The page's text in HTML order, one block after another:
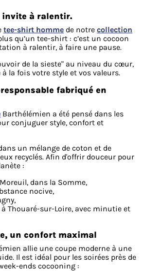
à ralentir.
tee-shirt homme de notre collection
qu’un tee-shirt : c’est un cocoon
à ralentir, à faire une pause.
de la sieste" au niveau du cœur,
la fois votre style et vos valeurs.
fabriqué en
Barthélémien a été pensé dans les
conjuguer style, confort et
un mélange de coton et de
recyclés. Afin d'offrir douceur pour
:
dans la Somme,
nocive,
à Thouaré-sur-Loire, avec minutie et
un confort maximal
allie une coupe moderne à une
Il est idéal pour les soirées près de
ends cocooning :